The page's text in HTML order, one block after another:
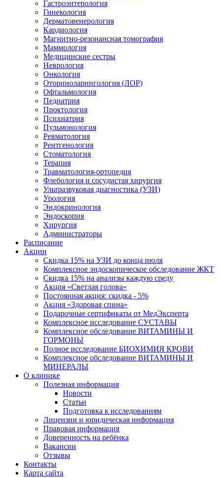
Гастроэнтерология
Гинекология
Дерматовенерология
Кардиология
Магнитно-резонансная томография
Маммология
Медицинские сестры
Неврология
Онкология
Оториноларингология (ЛОР)
Офтальмология
Педиатрия
Проктология
Психиатрия
Пульмонология
Ревматология
Рентгенология
Стоматология
Терапия
Травматология-ортопедия
Флебология и сосудистая хирургия
Ультразвуковая диагностика (УЗИ)
Урология
Эндокринология
Эндоскопия
Хирургия
Администраторы
Расписание
Акции
Скидка 15% на УЗИ до конца июля
Комплексное эндоскопическое обследование ЖКТ
Скидка 15% на анализы каждую среду
Акция «Светлая голова»
Постоянная акция: скидка - 5%
Акция «Здоровая спина»
Подарочные сертификаты от МедЭксперта
Комплексное исследование СУСТАВЫ
Комплексное обследование ВИТАМИНЫ И
ГОРМОНЫ
Полное исследование БИОХИМИЯ КРОВИ
Комплексное обследование ВИТАМИНЫ И
МИНЕРАЛЫ
О клинике
Полезная информация
Новости
Статьи
Подготовка к исследованиям
Лицензии и юридическая информация
Правовая информация
Доверенность на ребёнка
Вакансии
Отзывы
Контакты
Карта сайта